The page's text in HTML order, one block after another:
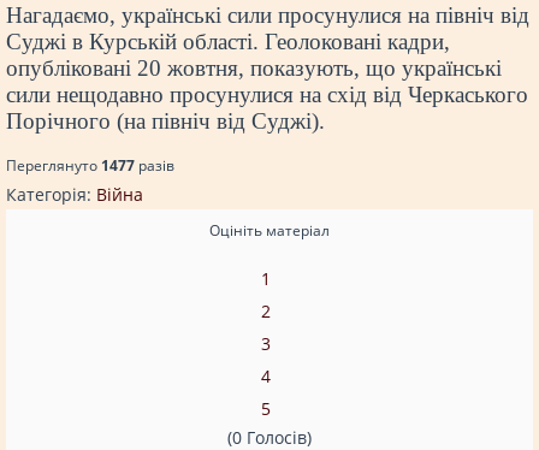
Нагадаємо, українські сили просунулися на північ від
Суджі в Курській області. Геолоковані кадри,
опубліковані 20 жовтня, показують, що українські
сили нещодавно просунулися на схід від Черкаського
Порічного (на північ від Суджі).
Переглянуто 1477 разiв
Категорія: Війна
Оцініть матеріал
1
2
3
4
5
(0 Голосів)